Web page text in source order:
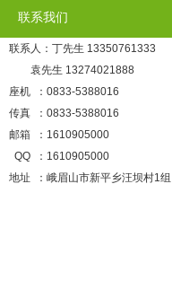
联系我们
联系人：丁先生 13350761333
袁先生 13274021888
座机 ：0833-5388016
传真 ：0833-5388016
邮箱 ：1610905000
QQ ：1610905000
地址 ：峨眉山市新平乡汪坝村1组